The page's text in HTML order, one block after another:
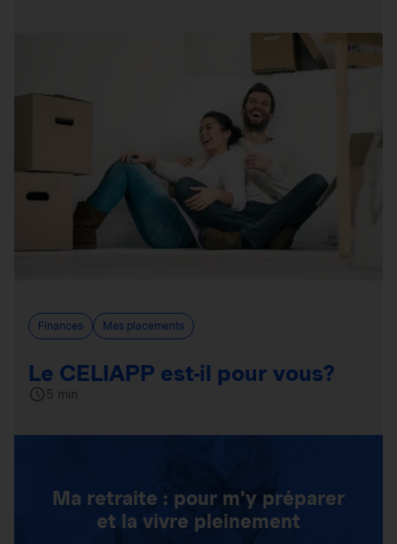
Finances Mes placements
Le CELIAPP est-il pour vous?
5 min
Ma retraite : pour m'y préparer
et la vivre pleinement